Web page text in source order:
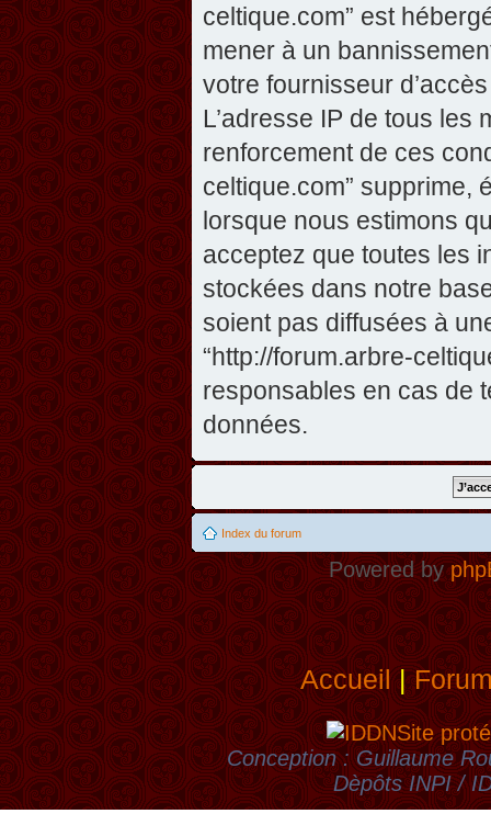
celtique.com” est
mener à un
votre fournisseur
L’adresse IP de tous
renforcement de ces
celtique.com” supprime,
lorsque nous estimons
acceptez que toutes les
stockées dans notre
soient pas diffusées à
“http://forum.arbre-
responsables en cas de
données.
Index du forum
Powered by
Accueil|
Site
Conception : Guillaume
Dèpôts INPI /